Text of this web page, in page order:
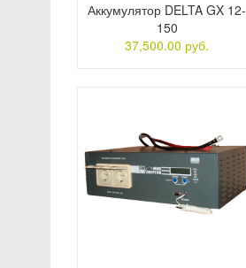
Аккумулятор DELTA GX 12-
150
37,500.00 руб.